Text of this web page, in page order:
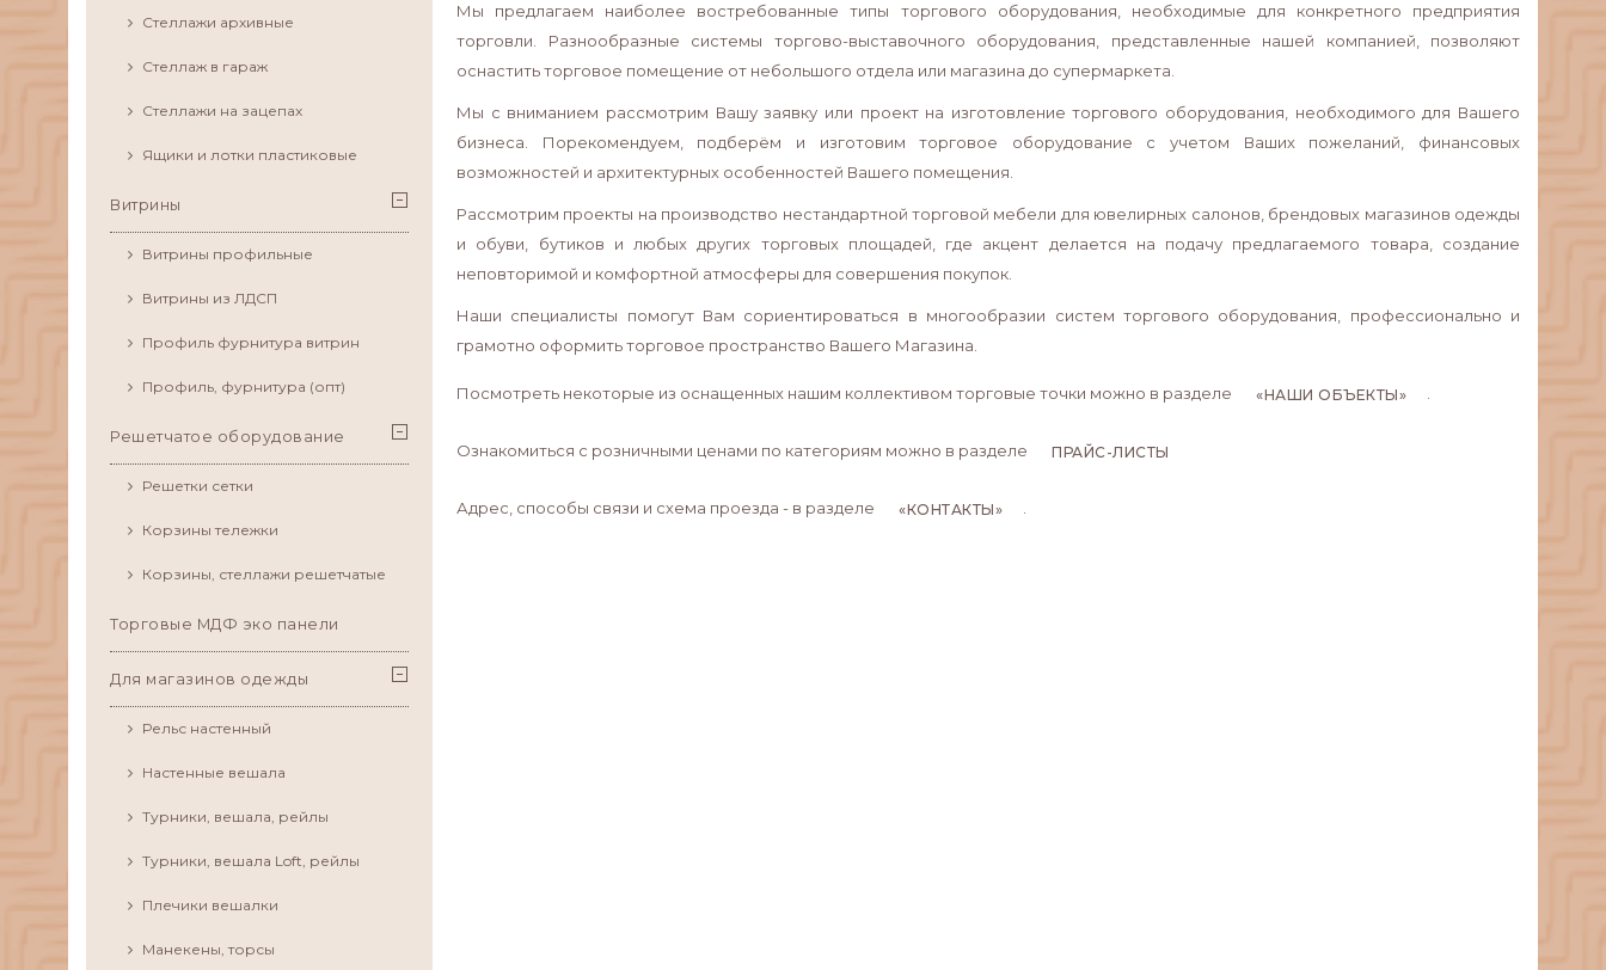
Стеллажи архивные
Стеллаж в гараж
Стеллажи на зацепах
Ящики и лотки пластиковые
Витрины
Витрины профильные
Витрины из ЛДСП
Профиль фурнитура витрин
Профиль, фурнитура (опт)
Решетчатое оборудование
Решетки сетки
Корзины тележки
Корзины, стеллажи решетчатые
Торговые МДФ эко панели
Для магазинов одежды
Рельс настенный
Настенные вешала
Турники, вешала, рейлы
Турники, вешала Loft, рейлы
Плечики вешалки
Манекены, торсы
Мы предлагаем наиболее востребованные типы торгового оборудования, необходимые для конкретного предприятия
торговли. Разнообразные системы торгово-выставочного оборудования, представленные нашей компанией, позволяют
оснастить торговое помещение от небольшого отдела или магазина до супермаркета.
Мы с вниманием рассмотрим Вашу заявку или проект на изготовление торгового оборудования, необходимого для Вашего
бизнеса. Порекомендуем, подберём и изготовим торговое оборудование с учетом Ваших пожеланий, финансовых
возможностей и архитектурных особенностей Вашего помещения.
Рассмотрим проекты на производство нестандартной торговой мебели для ювелирных салонов, брендовых магазинов одежды
и обуви, бутиков и любых других торговых площадей, где акцент делается на подачу предлагаемого товара, создание
неповторимой и комфортной атмосферы для совершения покупок.
Наши специалисты помогут Вам сориентироваться в многообразии систем торгового оборудования, профессионально и
грамотно оформить торговое пространство Вашего Магазина.
Посмотреть некоторые из оснащенных нашим коллективом торговые точки можно в разделе «НАШИ ОБЪЕКТЫ» .
Ознакомиться с розничными ценами по категориям можно в разделе ПРАЙС-ЛИСТЫ
Адрес, способы связи и схема проезда - в разделе «КОНТАКТЫ» .